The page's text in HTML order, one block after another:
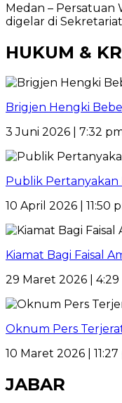
Medan –
digelar di
HUKUM &
Brigjen Hengki
3 Juni 2026 | 7:32
Publik Pertanyakan
10 April 2026 | 11:50
Kiamat Bagi Faisal
29 Maret 2026 |
Oknum Pers
10 Maret 2026 |
JABAR